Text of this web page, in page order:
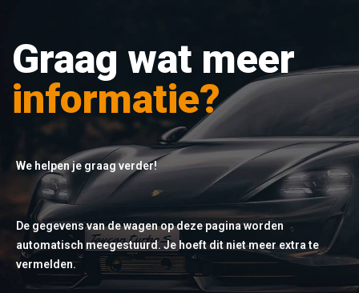
Graag wat meer
informatie?
We helpen je graag verder!
De gegevens van de wagen op deze pagina worden
automatisch meegestuurd. Je hoeft dit niet meer extra te
vermelden.